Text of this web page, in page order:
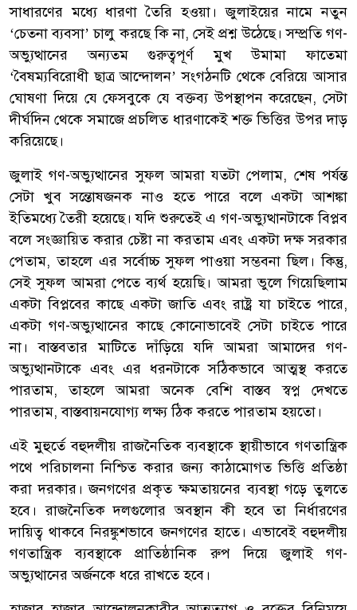
সাধারণের মধ্যে ধারণা তৈরি হওয়া। জুলাইয়ের নামে নতুন
‘চেতনা ব্যবসা’ চালু করছে কি না, সেই প্রশ্ন উঠেছে। সম্প্রতি গণ-
অভ্যুত্থানের অন্যতম গুরুত্বপূর্ণ মুখ উমামা ফাতেমা
‘বৈষম্যবিরোধী ছাত্র আন্দোলন’ সংগঠনটি থেকে বেরিয়ে আসার
ঘোষণা দিয়ে যে ফেসবুকে যে বক্তব্য উপস্থাপন করেছেন, সেটা
দীর্ঘদিন থেকে সমাজে প্রচলিত ধারণাকেই শক্ত ভিত্তির উপর দাড়
করিয়েছে।
জুলাই গণ-অভ্যুত্থানের সুফল আমরা যতটা পেলাম, শেষ পর্যন্ত
সেটা খুব সন্তোষজনক নাও হতে পারে বলে একটা আশঙ্কা
ইতিমধ্যে তৈরী হয়েছে। যদি শুরুতেই এ গণ-অভ্যুত্থানটাকে বিপ্লব
বলে সংজ্ঞায়িত করার চেষ্টা না করতাম এবং একটা দক্ষ সরকার
পেতাম, তাহলে এর সর্বোচ্চ সুফল পাওয়া সম্ভবনা ছিল। কিন্তু,
সেই সুফল আমরা পেতে ব্যর্থ হয়েছি। আমরা ভুলে গিয়েছিলাম
একটা বিপ্লবের কাছে একটা জাতি এবং রাষ্ট্র যা চাইতে পারে,
একটা গণ-অভ্যুত্থানের কাছে কোনোভাবেই সেটা চাইতে পারে
না। বাস্তবতার মাটিতে দাঁড়িয়ে যদি আমরা আমাদের গণ-
অভ্যুত্থানটাকে এবং এর ধরনটাকে সঠিকভাবে আত্মস্থ করতে
পারতাম, তাহলে আমরা অনেক বেশি বাস্তব স্বপ্ন দেখতে
পারতাম, বাস্তবায়নযোগ্য লক্ষ্য ঠিক করতে পারতাম হয়তো।
এই মুহুর্তে বহুদলীয় রাজনৈতিক ব্যবস্থাকে স্থায়ীভাবে গণতান্ত্রিক
পথে পরিচালনা নিশ্চিত করার জন্য কাঠামোগত ভিত্তি প্রতিষ্ঠা
করা দরকার। জনগণের প্রকৃত ক্ষমতায়নের ব্যবস্থা গড়ে তুলতে
হবে। রাজনৈতিক দলগুলোর অবস্থান কী হবে তা নির্ধারণের
দায়িত্ব থাকবে নিরঙ্কুশভাবে জনগণের হাতে। এভাবেই বহুদলীয়
গণতান্ত্রিক ব্যবস্থাকে প্রাতিষ্ঠানিক রুপ দিয়ে জুলাই গণ-
অভ্যুত্থানের অর্জনকে ধরে রাখতে হবে।